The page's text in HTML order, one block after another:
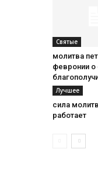
Святые
молитва
февронии
Лучшее
сила
работает